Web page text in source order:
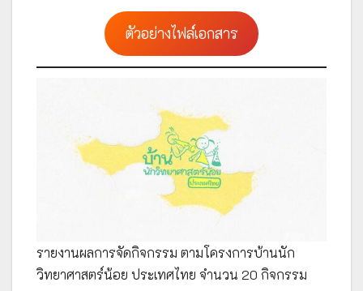
ตัวอย่างไฟล์เอกสาร
รายงานผลการจัดกิจกรรม ตามโครงการบ้านนัก
วิทยาศาสตร์น้อย ประเทศไทย จำนวน 20 กิจกรรม